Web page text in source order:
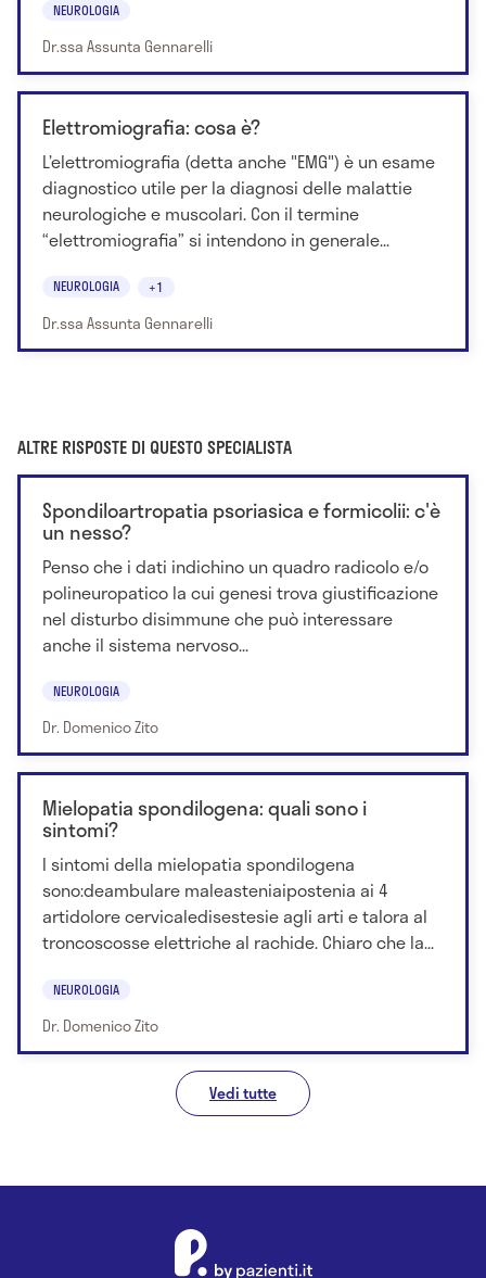
NEUROLOGIA
Dr.ssa Assunta Gennarelli
Elettromiografia: cosa è?
L’elettromiografia (detta anche "EMG") è un esame
diagnostico utile per la diagnosi delle malattie
neurologiche e muscolari. Con il termine
“elettromiografia” si intendono in generale...
NEUROLOGIA +1
Dr.ssa Assunta Gennarelli
ALTRE RISPOSTE DI QUESTO SPECIALISTA
Spondiloartropatia psoriasica e formicolii: c'è
un nesso?
Penso che i dati indichino un quadro radicolo e/o
polineuropatico la cui genesi trova giustificazione
nel disturbo disimmune che può interessare
anche il sistema nervoso...
NEUROLOGIA
Dr. Domenico Zito
Mielopatia spondilogena: quali sono i
sintomi?
I sintomi della mielopatia spondilogena
sono:deambulare maleasteniaipostenia ai 4
artidolore cervicaledisestesie agli arti e talora al
troncoscosse elettriche al rachide. Chiaro che la...
NEUROLOGIA
Dr. Domenico Zito
Vedi tutte